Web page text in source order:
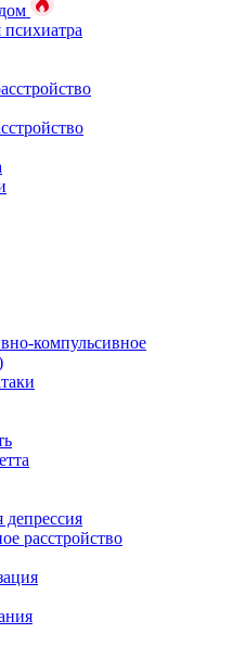
психиатра
компульсивное
депрессия
расстройство